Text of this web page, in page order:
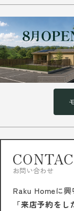
お問い合わせ
Raku Homeに興
「来店予約を